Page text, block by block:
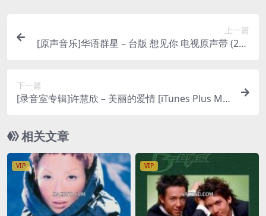
上一篇
[原声音乐]华语群星 – 台版 想见你 电视原声带 (202
下一篇
[录音室专辑]许慧欣 – 美丽的爱情 [iTunes Plus M4
相关文章
VIP VIP